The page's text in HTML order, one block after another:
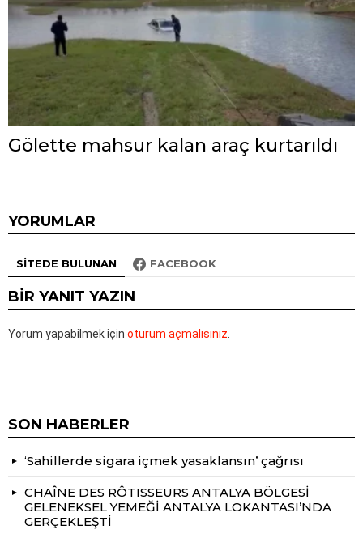
Gölette mahsur kalan araç kurtarıldı
YORUMLAR
SITEDE BULUNAN FACEBOOK
BIR YANIT YAZIN
Yorum yapabilmek için oturum açmalısınız
SON HABERLER
‘Sahillerde sigara içmek yasaklansın’ çağrısı
CHAÎNE DES RÔTISSEURS ANTALYA BÖLGESİ
GELENEKSEL YEMEĞİ ANTALYA LOKANTASI’NDA
GERÇEKLEŞTİ